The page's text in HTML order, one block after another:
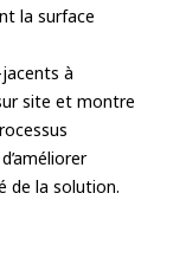
la surface
à
site et montre
de la solution.